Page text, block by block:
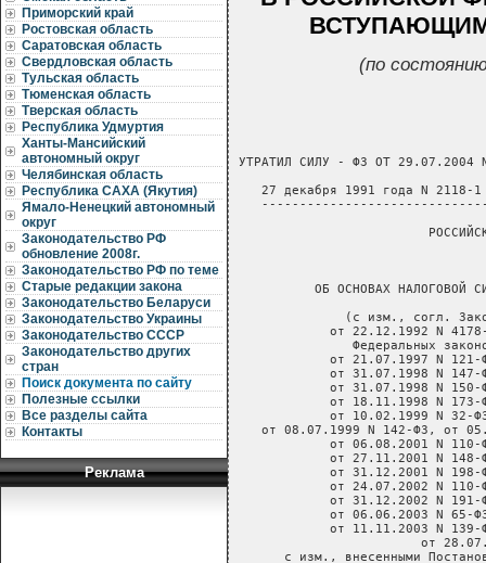
Приморский край
Ростовская область
Саратовская область
Свердловская область
Тульская область
Тюменская область
Тверская область
Республика Удмуртия
Ханты-Мансийский
автономный округ
Челябинская область
Республика САХА (Якутия)
Ямало-Ненецкий автономный
округ
Законодательство РФ
обновление 2008г.
Законодательство РФ по теме
Старые редакции закона
Законодательство Беларуси
Законодательство Украины
Законодательство СССР
Законодательство других
стран
Поиск документа по сайту
Полезные ссылки
Все разделы сайта
Контакты
Реклама
(по